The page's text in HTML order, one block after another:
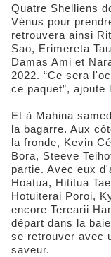
Quatre Shelliens
Vénus pour
retrouvera ainsi
Sao, Erimereta
Damas Ami et
2022. “Ce sera
ce paquet”,
Et à Mahina
la bagarre. Aux
la fronde, Kevin
Bora, Steeve
partie. Avec eux
Hoatua, Hititua
Hotuiterai Poroi,
encore Terearii
départ dans la
se retrouver avec
saveur.